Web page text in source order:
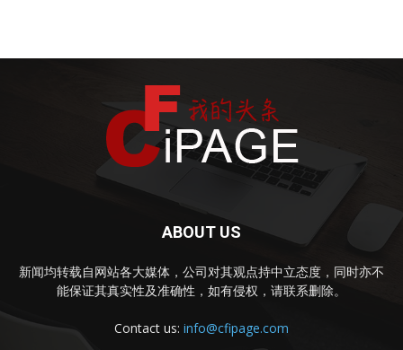
ABOUT US
新闻均转载自网站各大媒体，公司对其观点持中立态度，同时亦不
能保证其真实性及准确性，如有侵权，请联系删除。
Contact us: info@cfipage.com